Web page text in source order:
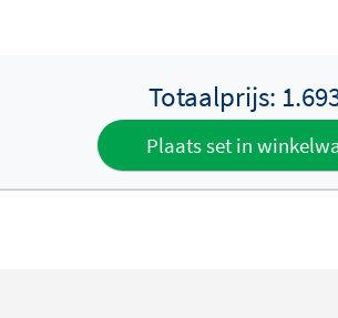
Totaalprijs:
Plaats set in